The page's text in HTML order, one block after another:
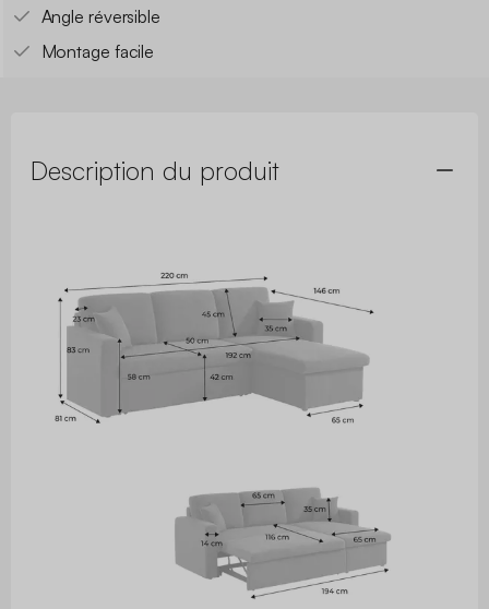
Angle réversible
Montage facile
Description du produit